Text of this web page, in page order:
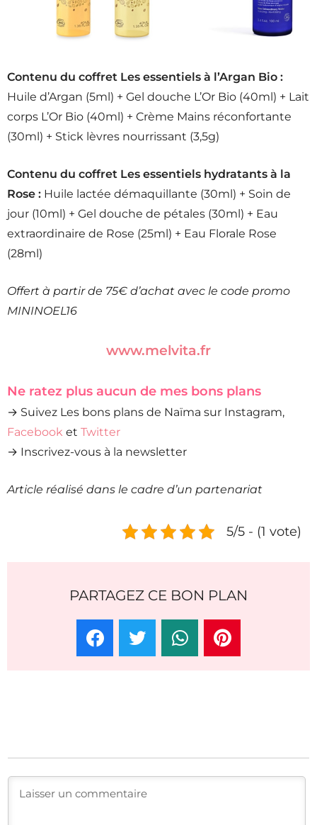
Contenu du coffret Les essentiels à l’Argan Bio :
Huile d’Argan (5ml) + Gel douche L’Or Bio (40ml) + Lait
corps L’Or Bio (40ml) + Crème Mains réconfortante
(30ml) + Stick lèvres nourrissant (3,5g)
Contenu du coffret Les essentiels hydratants à la
Rose : Huile lactée démaquillante (30ml) + Soin de
jour (10ml) + Gel douche de pétales (30ml) + Eau
extraordinaire de Rose (25ml) + Eau Florale Rose
(28ml)
Offert à partir de 75€ d’achat avec le code promo
MININOEL16
www.melvita.fr
Ne ratez plus aucun de mes bons plans
→ Suivez Les bons plans de Naïma sur Instagram,
Facebook et Twitter
→ Inscrivez-vous à la newsletter
Article réalisé dans le cadre d’un partenariat
5/5 - (1 vote)
PARTAGEZ CE BON PLAN